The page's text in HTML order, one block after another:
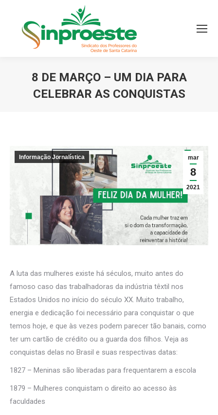
8 DE MARÇO – UM DIA PARA
CELEBRAR AS CONQUISTAS
mar
8
2021
Informação Jornalística
A luta das mulheres existe há séculos, muito antes do
famoso caso das trabalhadoras da indústria têxtil nos
Estados Unidos no início do século XX. Muito trabalho,
energia e dedicação foi necessário para conquistar o que
temos hoje, e que às vezes podem parecer tão banais, como
ter um cartão de crédito ou a guarda dos filhos. Veja as
conquistas delas no Brasil e suas respectivas datas:
1827 – Meninas são liberadas para frequentarem a escola
1879 – Mulheres conquistam o direito ao acesso às
faculdades